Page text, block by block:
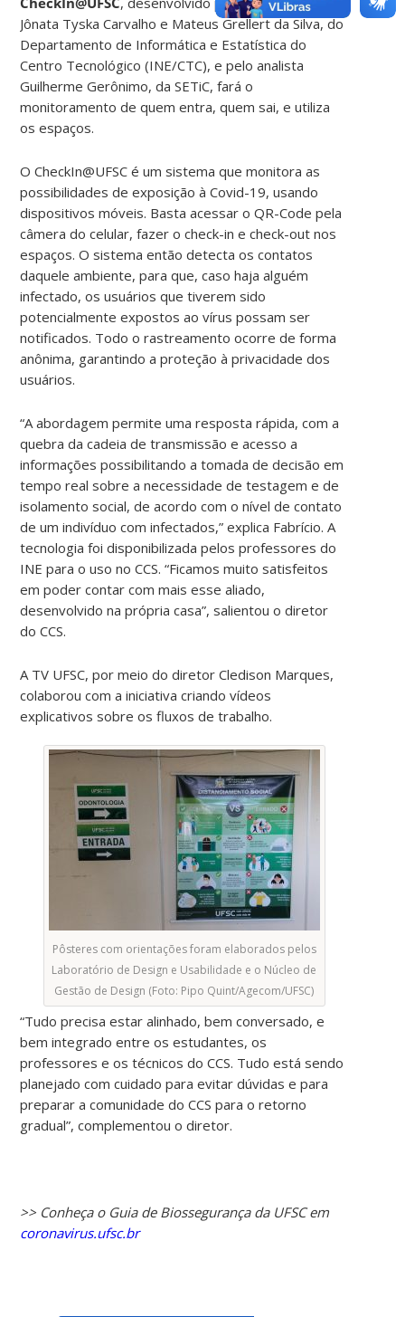
Jônata Tyska Carvalho e Mateus Grellert da Silva, do
Departamento de Informática e Estatística do
Centro Tecnológico (INE/CTC), e pelo analista
Guilherme Gerônimo, da SETiC, fará o
monitoramento de quem entra, quem sai, e utiliza
os espaços.
O CheckIn@UFSC é um sistema que monitora as
possibilidades de exposição à Covid-19, usando
dispositivos móveis. Basta acessar o QR-Code pela
câmera do celular, fazer o check-in e check-out nos
espaços. O sistema então detecta os contatos
daquele ambiente, para que, caso haja alguém
infectado, os usuários que tiverem sido
potencialmente expostos ao vírus possam ser
notificados. Todo o rastreamento ocorre de forma
anônima, garantindo a proteção à privacidade dos
usuários.
“A abordagem permite uma resposta rápida, com a
quebra da cadeia de transmissão e acesso a
informações possibilitando a tomada de decisão em
tempo real sobre a necessidade de testagem e de
isolamento social, de acordo com o nível de contato
de um indivíduo com infectados,” explica Fabrício. A
tecnologia foi disponibilizada pelos professores do
INE para o uso no CCS. “Ficamos muito satisfeitos
em poder contar com mais esse aliado,
desenvolvido na própria casa”, salientou o diretor
do CCS.
A TV UFSC, por meio do diretor Cledison Marques,
colaborou com a iniciativa criando vídeos
explicativos sobre os fluxos de trabalho.
Pôsteres com orientações foram elaborados pelos
Laboratório de Design e Usabilidade e o Núcleo de
Gestão de Design (Foto: Pipo Quint/Agecom/UFSC)
“Tudo precisa estar alinhado, bem conversado, e
bem integrado entre os estudantes, os
professores e os técnicos do CCS. Tudo está sendo
planejado com cuidado para evitar dúvidas e para
preparar a comunidade do CCS para o retorno
gradual”, complementou o diretor.
>> Conheça o Guia de Biossegurança da UFSC em
coronavirus.ufsc.br